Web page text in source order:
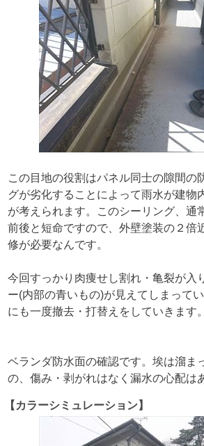
この目地の役割はパネル同士の隙間の
グが劣化することによって雨水が建物
が考えられます。このシーリング、通
前後と短命ですので、外壁塗装の２倍
修が必要なんです。
今回すっかり肉痩せし割れ・亀裂が入
ー(内部の青いもの)が見えてしまって
にも一度撤去・打替えをしていきます。
ベランダ防水面の確認です。埃は溜ま
の、傷み・剥がれはなく漏水の心配は
【カラーシミュレーション】